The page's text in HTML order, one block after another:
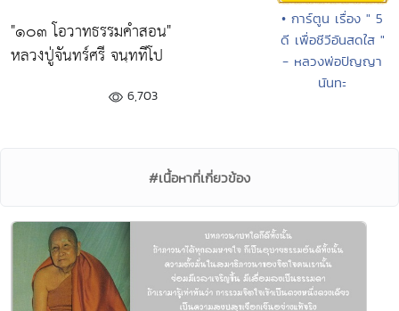
"๑๐๓ โอวาทธรรมคำสอน"
หลวงปู่จันทร์ศรี จนฺททีโป
6,703
• การ์ตูน เรื่อง " 5
ดี เพื่อชีวีอันสดใส "
- หลวงพ่อปัญญา
นันทะ
#เนื้อหาที่เกี่ยวข้อง